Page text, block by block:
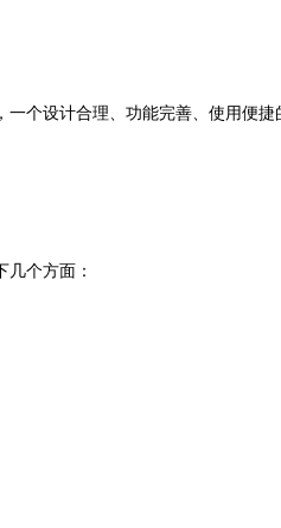
个设计合理、功能完善、使用便
个方面：